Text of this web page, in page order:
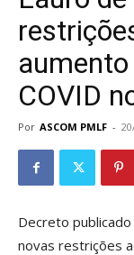
COVID
Por ASCOM PMLF -
Decreto
novas restrições